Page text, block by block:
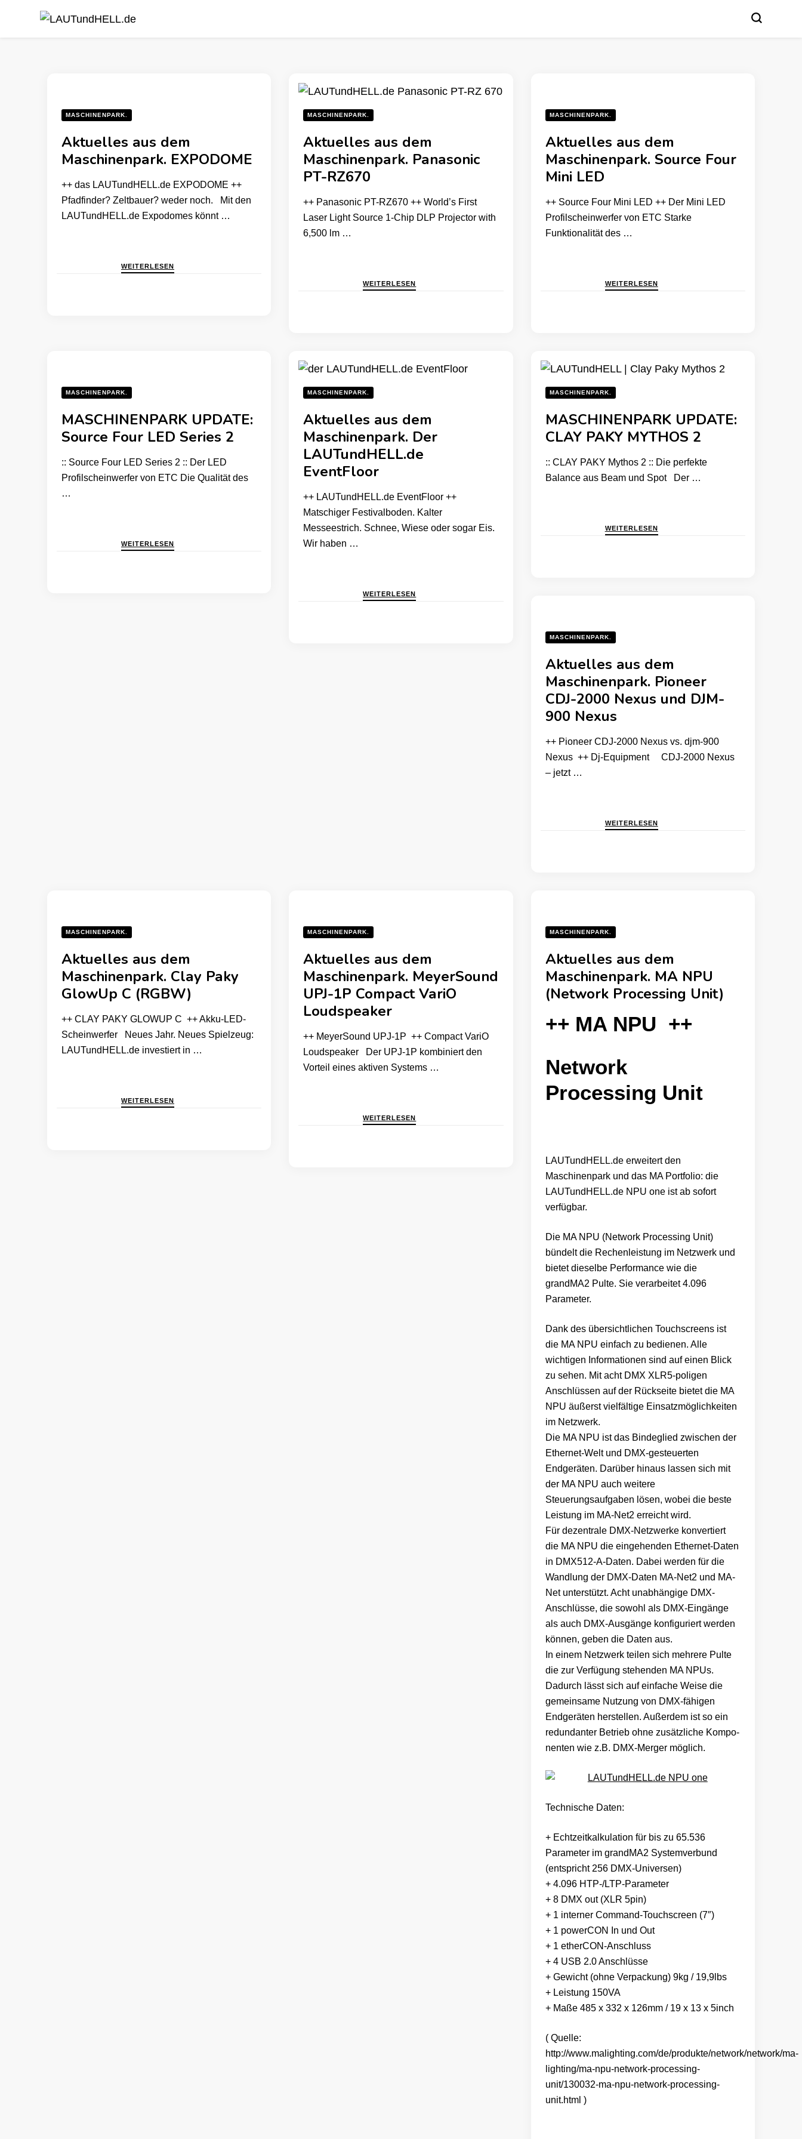
MASCHINENPARK.
Aktuelles aus dem
Maschinenpark. EXPODOME
++ das LAUTundHELL.de EXPODOME ++
Pfadfinder? Zeltbauer? weder noch. Mit den
LAUTundHELL.de Expodomes könnt …
WEITERLESEN
MASCHINENPARK.
Aktuelles aus dem
Maschinenpark. Panasonic
PT-RZ670
++ Panasonic PT-RZ670 ++ World’s First
Laser Light Source 1-Chip DLP Projector with
6,500 lm …
WEITERLESEN
MASCHINENPARK.
Aktuelles aus dem
Maschinenpark. Source Four
Mini LED
++ Source Four Mini LED ++ Der Mini LED
Profilscheinwerfer von ETC Starke
Funktionalität des …
WEITERLESEN
MASCHINENPARK.
MASCHINENPARK UPDATE:
Source Four LED Series 2
:: Source Four LED Series 2 :: Der LED
Profilscheinwerfer von ETC Die Qualität des
…
WEITERLESEN
MASCHINENPARK.
Aktuelles aus dem
Maschinenpark. Der
LAUTundHELL.de
EventFloor
++ LAUTundHELL.de EventFloor ++
Matschiger Festivalboden. Kalter
Messeestrich. Schnee, Wiese oder sogar Eis.
Wir haben …
WEITERLESEN
MASCHINENPARK.
MASCHINENPARK UPDATE:
CLAY PAKY MYTHOS 2
:: CLAY PAKY Mythos 2 :: Die perfekte
Balance aus Beam und Spot Der …
WEITERLESEN
MASCHINENPARK.
Aktuelles aus dem
Maschinenpark. Pioneer
CDJ-2000 Nexus und DJM-
900 Nexus
++ Pioneer CDJ-2000 Nexus vs. djm-900
Nexus ++ Dj-Equipment CDJ-2000 Nexus
– jetzt …
WEITERLESEN
MASCHINENPARK.
Aktuelles aus dem
Maschinenpark. Clay Paky
GlowUp C (RGBW)
++ CLAY PAKY GLOWUP C ++ Akku-LED-
Scheinwerfer Neues Jahr. Neues Spielzeug:
LAUTundHELL.de investiert in …
WEITERLESEN
MASCHINENPARK.
Aktuelles aus dem
Maschinenpark. MeyerSound
UPJ-1P Compact VariO
Loudspeaker
++ MeyerSound UPJ-1P ++ Compact VariO
Loudspeaker Der UPJ-1P kombiniert den
Vorteil eines aktiven Systems …
WEITERLESEN
MASCHINENPARK.
Aktuelles aus dem
Maschinenpark. MA NPU
(Network Processing Unit)
++ MA NPU ++
Network
Processing Unit
LAUTundHELL.de erweitert den
Maschinenpark und das MA Portfolio: die
LAUTundHELL.de NPU one ist ab sofort
verfügbar.
Die MA NPU (Network Processing Unit)
bündelt die Rechenleistung im Netzwerk und
bietet dieselbe Performance wie die
grandMA2 Pulte. Sie verarbeitet 4.096
Parameter.
Dank des übersichtlichen Touchscreens ist
die MA NPU einfach zu bedienen. Alle
wichtigen Informationen sind auf einen Blick
zu sehen. Mit acht DMX XLR5-poligen
Anschlüssen auf der Rückseite bietet die MA
NPU äußerst vielfältige Einsatzmöglichkeiten
im Netzwerk.
Die MA NPU ist das Bindeglied zwischen der
Ethernet-Welt und DMX-gesteuerten
Endgeräten. Darüber hinaus lassen sich mit
der MA NPU auch weitere
Steuerungsaufgaben lösen, wobei die beste
Leistung im MA-Net2 erreicht wird.
Für dezentrale DMX-Netzwerke konvertiert
die MA NPU die eingehenden Ethernet-Daten
in DMX512-A-Daten. Dabei werden für die
Wandlung der DMX-Daten MA-Net2 und MA-
Net unterstützt. Acht unabhängige DMX-
Anschlüsse, die sowohl als DMX-Eingänge
als auch DMX-Ausgänge konfiguriert werden
können, geben die Daten aus.
In einem Netzwerk teilen sich mehrere Pulte
die zur Verfügung stehenden MA NPUs.
Dadurch lässt sich auf einfache Weise die
gemeinsame Nutzung von DMX-fähigen
Endgeräten herstellen. Außerdem ist so ein
redundanter Betrieb ohne zusätzliche Kompo­
nenten wie z.B. DMX-Merger möglich.
Technische Daten:
+ Echtzeitkalkulation für bis zu 65.536
Parameter im grandMA2 Systemverbund
(entspricht 256 DMX-Universen)
+ 4.096 HTP-/LTP-Parameter
+ 8 DMX out (XLR 5pin)
+ 1 interner Command-Touchscreen (7″)
+ 1 powerCON In und Out
+ 1 etherCON-Anschluss
+ 4 USB 2.0 Anschlüsse
+ Gewicht (ohne Verpackung) 9kg / 19,9lbs
+ Leistung 150VA
+ Maße 485 x 332 x 126mm / 19 x 13 x 5inch
( Quelle:
http://www.malighting.com/de/produkte/network/network/ma-
lighting/ma-npu-network-processing-
unit/130032-ma-npu-network-processing-
unit.html )